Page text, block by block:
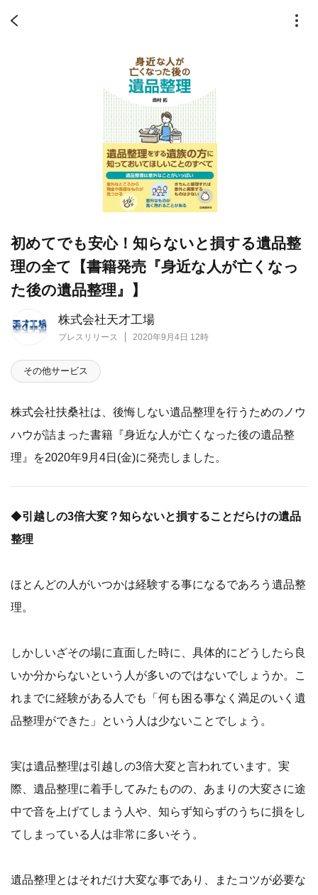
株式会社天才工場
プレスリリース 2020年9月4日 12時
初めてでも安心！知らないと損する遺品整
理の全て【書籍発売『身近な人が亡くなっ
た後の遺品整理』】
その他サービス
株式会社扶桑社は、後悔しない遺品整理を行うためのノウ
ハウが詰まった書籍『身近な人が亡くなった後の遺品整
理』を2020年9月4日(金)に発売しました。
◆引越しの3倍大変？知らないと損することだらけの遺品
整理
ほとんどの人がいつかは経験する事になるであろう遺品整
理。
しかしいざその場に直面した時に、具体的にどうしたら良
いか分からないという人が多いのではないでしょうか。こ
れまでに経験がある人でも「何も困る事なく満足のいく遺
品整理ができた」という人は少ないことでしょう。
実は遺品整理は引越しの3倍大変と言われています。実
際、遺品整理に着手してみたものの、あまりの大変さに途
中で音を上げてしまう人や、知らず知らずのうちに損をし
てしまっている人は非常に多いそう。
遺品整理とはそれだけ大変な事であり、またコツが必要な